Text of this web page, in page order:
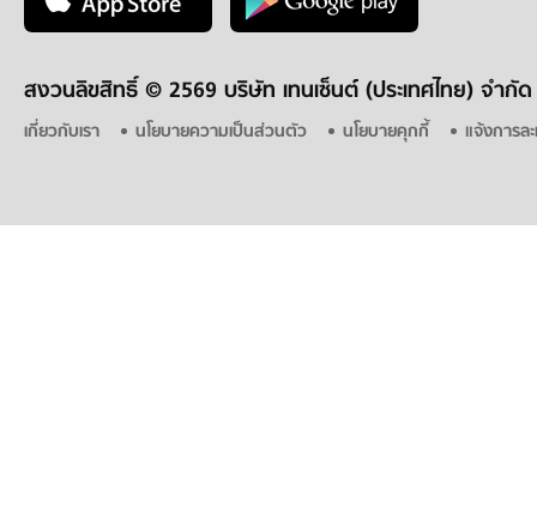
สงวนลิขสิทธิ์ © 2569 บริษัท เทนเซ็นต์ (ประเทศไทย) จำกัด
เกี่ยวกับเรา นโยบายความเป็นส่วนตัว นโยบายคุกกี้ แจ้งการล